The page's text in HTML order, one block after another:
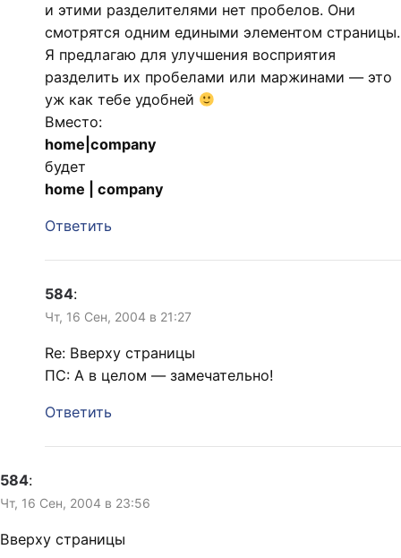
и этими разделителями нет пробелов. Они
смотрятся одним едиными элементом страницы.
Я предлагаю для улучшения восприятия
разделить их пробелами или маржинами — это
уж как тебе удобней
Вместо:
home|company
будет
home | company
Ответить
584:
Чт, 16 Сен, 2004 в 21:27
Re: Вверху страницы
ПС: А в целом — замечательно!
Ответить
584:
Чт, 16 Сен, 2004 в 23:56
Вверху страницы